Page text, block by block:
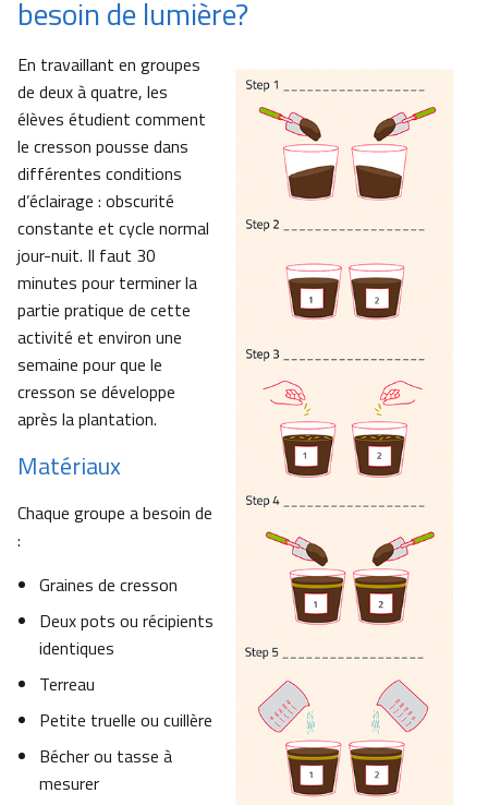
besoin de lumière?
En travaillant en groupes
de deux à quatre, les
élèves étudient comment
le cresson pousse dans
différentes conditions
d’éclairage : obscurité
constante et cycle normal
jour-nuit. Il faut 30
minutes pour terminer la
partie pratique de cette
activité et environ une
semaine pour que le
cresson se développe
après la plantation.
Matériaux
Chaque groupe a besoin de
:
Graines de cresson
Deux pots ou récipients
identiques
Terreau
Petite truelle ou cuillère
Bécher ou tasse à
mesurer